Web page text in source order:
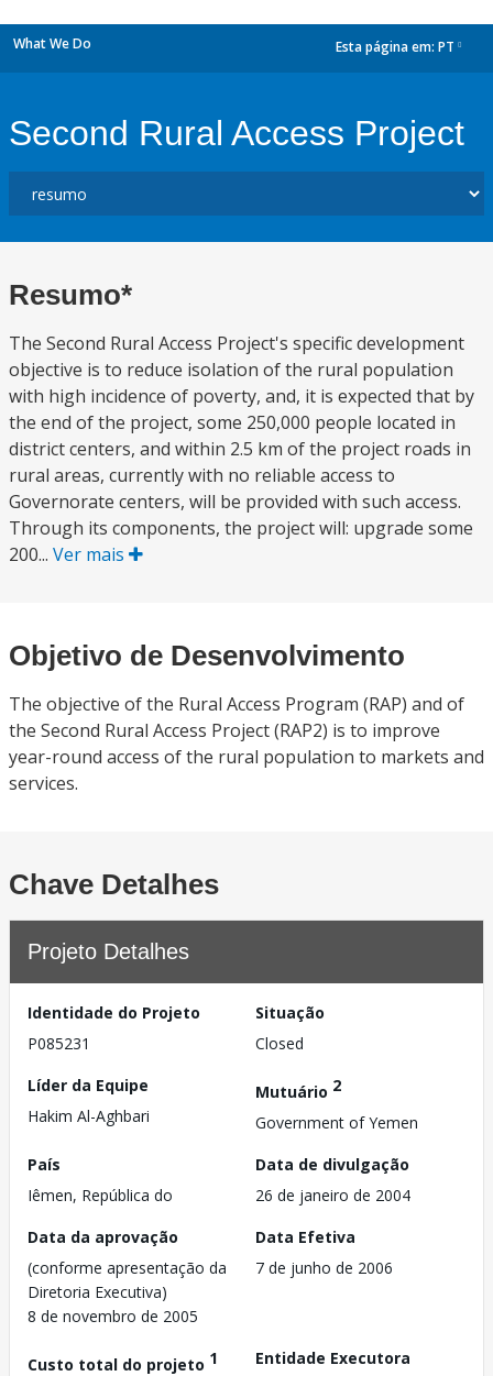
What We Do Esta página em: PT
Second Rural Access Project
Resumo*
The Second Rural Access Project's specific development
objective is to reduce isolation of the rural population
with high incidence of poverty, and, it is expected that by
the end of the project, some 250,000 people located in
district centers, and within 2.5 km of the project roads in
rural areas, currently with no reliable access to
Governorate centers, will be provided with such access.
Through its components, the project will: upgrade some
200... Ver mais
Objetivo de Desenvolvimento
The objective of the Rural Access Program (RAP) and of
the Second Rural Access Project (RAP2) is to improve
year-round access of the rural population to markets and
services.
Chave Detalhes
Projeto Detalhes
Identidade do Projeto
P085231
Situação
Closed
Líder da Equipe
Hakim Al-Aghbari
Mutuário 2
Government of Yemen
País
Iêmen, República do
Data de divulgação
26 de janeiro de 2004
Data da aprovação
(conforme apresentação da
Diretoria Executiva)
8 de novembro de 2005
Data Efetiva
7 de junho de 2006
Custo total do projeto 1
Entidade Executora